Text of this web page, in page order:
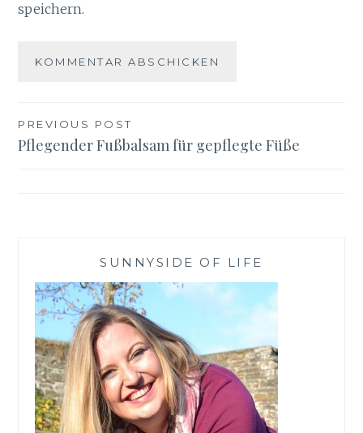
speichern.
Beitragsnavigation
PREVIOUS POST
Pflegender Fußbalsam für gepflegte Füße
SUNNYSIDE OF LIFE